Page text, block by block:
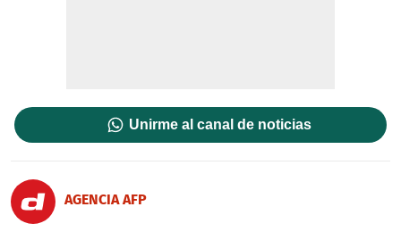
Unirme al canal de noticias
AGENCIA AFP